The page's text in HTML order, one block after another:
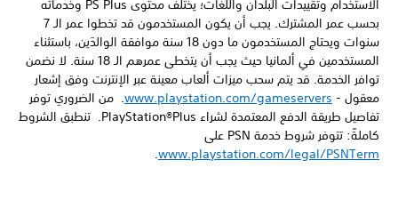
الاستخدام وتقييدات البلدان واللغات؛ يختلف محتوى PS Plus وخدماته
بحسب عمر المشترك. يجب أن يكون المستخدمون قد تخطوا عمر الـ 7
سنوات ويحتاج المستخدمون ما دون 18 سنة موافقة الوالدَين، باستثناء
المستخدمين في ألمانيا حيث يجب أن يتخطى عمرهم الـ 18 سنة. لا نضمن
توافر الخدمة. قد يتم سحب ميزات ألعاب معينة عبر الإنترنت وفق إشعار
معقول - www.playstation.com/gameservers. من الضروري توفر
تفاصيل طريقة الدفع المعتمدة لشراء PlayStation®Plus. تنطبق الشروط
كاملةً: تتوفر شروط خدمة PSN على
www.playstation.com/legal/PSNTerm
.